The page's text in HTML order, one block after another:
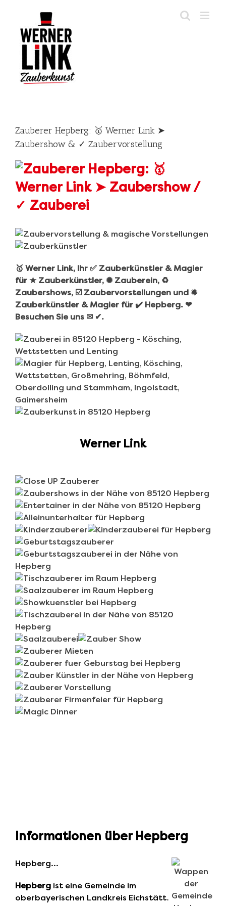
content
Zauberer Hepberg: 🥇 Werner Link ➤
Zaubershow & ✓ Zaubervorstellung
🥇 Werner Link, Ihr ✅ Zauberkünstler & Magier
für ★ Zauberkünstler, ✺ Zauberein, ♻
Zaubershows, ☑️ Zaubervorstellungen und ✹
Zauberkünstler & Magier für ✔️ Hepberg. ❤
Besuchen Sie uns ✉ ✔.
Werner Link
Informationen über Hepberg
Hepberg…
Hepberg ist eine Gemeinde im
oberbayerischen Landkreis Eichstätt.